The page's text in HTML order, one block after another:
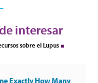
interesar
sobre el Lupus
Exactly How Many